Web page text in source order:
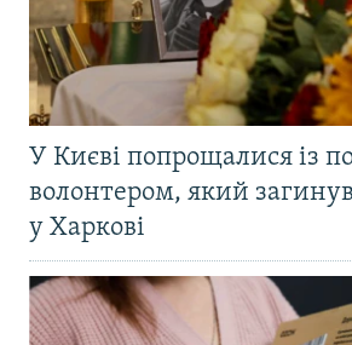
У Києві попрощалися із
волонтером, який
у Харкові